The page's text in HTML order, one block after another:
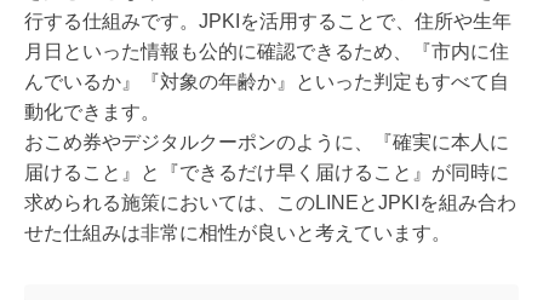
行する仕組みです。JPKIを活用することで、住所や生年
月日といった情報も公的に確認できるため、『市内に住
んでいるか』『対象の年齢か』といった判定もすべて自
動化できます。
おこめ券やデジタルクーポンのように、『確実に本人に
届けること』と『できるだけ早く届けること』が同時に
求められる施策においては、このLINEとJPKIを組み合わ
せた仕組みは非常に相性が良いと考えています。